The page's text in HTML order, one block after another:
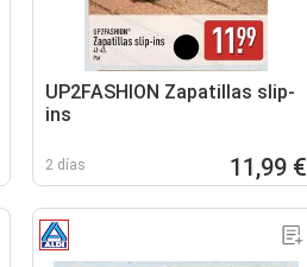
UP2FASHION Zapatillas slip-
ins
2 días 11,99 €